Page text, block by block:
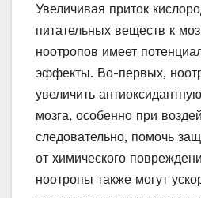
Увеличивая приток
питательных веществ к
ноотропов имеет
эффекты. Во-первых,
увеличить
мозга, особенно при
следовательно, помочь
от химического
ноотропы также могут